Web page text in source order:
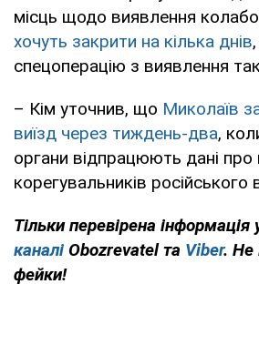
місць щодо виявлення
хочуть закрити на кілька днів
спецоперацію з виявлення
– Кім уточнив, що Миколаїв
виїзд через тиждень-два,
органи відпрацюють дані
корегувальників російського
Тільки перевірена інформація
каналі Obozrevatel та Viber. Не
фейки!